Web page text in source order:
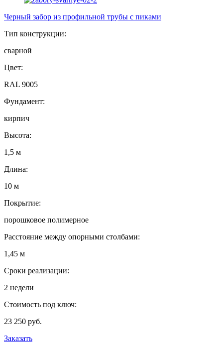
Черный забор из профильной трубы с пиками
Тип конструкции:
сварной
Цвет:
RAL 9005
Фундамент:
кирпич
Высота:
1,5 м
Длина:
10 м
Покрытие:
порошковое полимерное
Расстояние между опорными столбами:
1,45 м
Сроки реализации:
2 недели
Стоимость под ключ:
23 250 руб.
Заказать